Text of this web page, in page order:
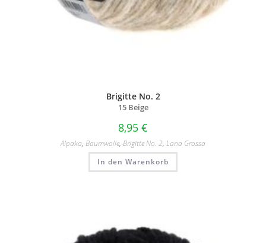
Brigitte No. 2
15 Beige
8,95 €
Alpaka, Baumwolle, Brigitte No. 2, Lana Grossa
In den Warenkorb